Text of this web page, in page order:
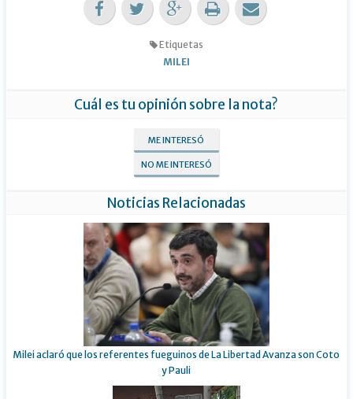
Etiquetas
MILEI
Cuál es tu opinión sobre la nota?
ME INTERESÓ
NO ME INTERESÓ
Noticias Relacionadas
Milei aclaró que los referentes fueguinos de La Libertad Avanza son Coto
y Pauli